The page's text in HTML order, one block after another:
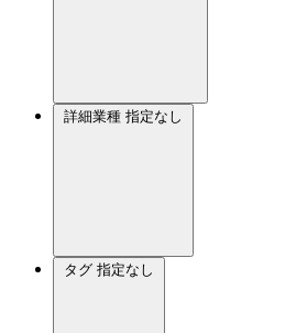
詳細業種 指定なし
タグ 指定なし